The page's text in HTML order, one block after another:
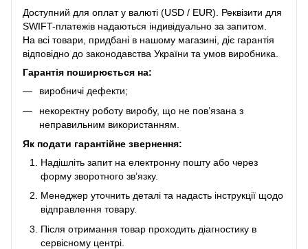
Доступний для оплат у валюті (USD / EUR). Реквізити для
SWIFT-платежів надаються індивідуально за запитом.
На всі товари, придбані в нашому магазині, діє гарантія
відповідно до законодавства України та умов виробника.
Гарантія поширюється на:
виробничі дефекти;
некоректну роботу виробу, що не пов’язана з
неправильним використанням.
Як подати гарантійне звернення:
Надішліть запит на електронну пошту або через
форму зворотного зв’язку.
Менеджер уточнить деталі та надасть інструкції щодо
відправлення товару.
Після отримання товар проходить діагностику в
сервісному центрі.